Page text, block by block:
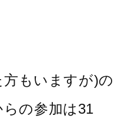
もいますが)の
の参加は31